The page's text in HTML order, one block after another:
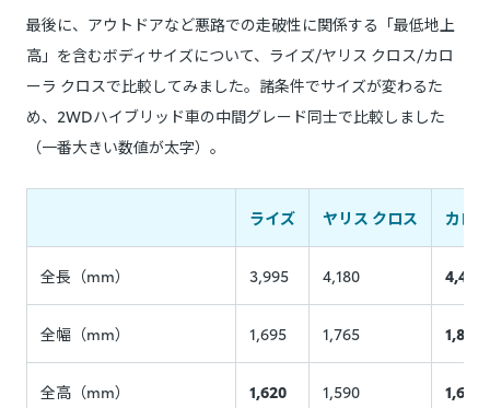
最後に、アウトドアなど悪路での走破性に関係する「最低地上
高」を含むボディサイズについて、ライズ/ヤリス クロス/カロ
ーラ クロスで比較してみました。諸条件でサイズが変わるた
め、2WDハイブリッド車の中間グレード同士で比較しました
（一番大きい数値が太字）。
ライズ ヤリス クロス カロ
全長（mm） 3,995 4,180 4,490
全幅（mm） 1,695 1,765 1,825
全高（mm） 1,620 1,590 1,620